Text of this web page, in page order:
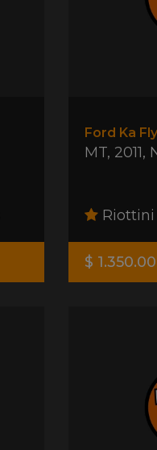
Ford Ka
MT, 2011,
Riottini
$